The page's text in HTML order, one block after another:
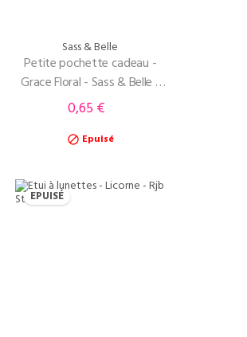
Sass & Belle
Petite pochette cadeau -
Grace Floral - Sass & Belle -
Bleu
Prix
0,65 €
 Epuisé
EPUISÉ